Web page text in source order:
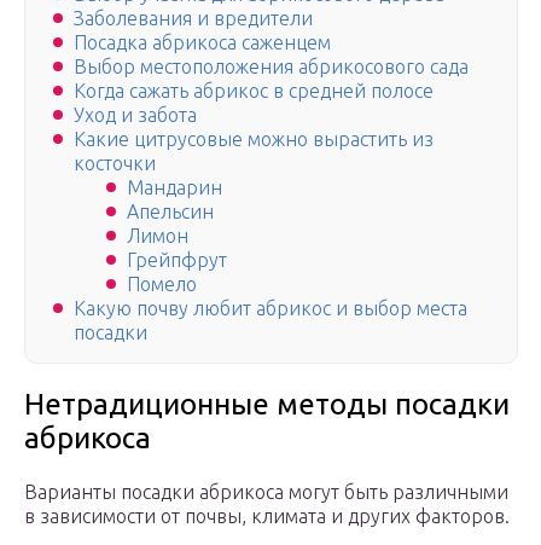
Заболевания и вредители
Посадка абрикоса саженцем
Выбор местоположения абрикосового сада
Когда сажать абрикос в средней полосе
Уход и забота
Какие цитрусовые можно вырастить из
косточки
Мандарин
Апельсин
Лимон
Грейпфрут
Помело
Какую почву любит абрикос и выбор места
посадки
Нетрадиционные методы посадки
абрикоса
Варианты посадки абрикоса могут быть различными
в зависимости от почвы, климата и других факторов.